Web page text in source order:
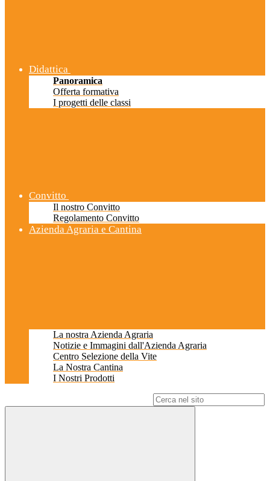
Didattica
Panoramica
Offerta formativa
I progetti delle classi
Convitto
Il nostro Convitto
Regolamento Convitto
Azienda Agraria e Cantina
La nostra Azienda Agraria
Notizie e Immagini dall'Azienda Agraria
Centro Selezione della Vite
La Nostra Cantina
I Nostri Prodotti